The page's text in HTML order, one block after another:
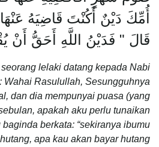
أُمِّكَ دَيْنٌ أَكُنْتَ قَاضِيَهُ
قَالَ ‏"‏ فَدَيْنُ اللَّهِ أَحَقُّ أَنْ
lelaki datang kepada Nabi
Wahai Rasulullah, Sesungguhnya
dan dia mempunyai puasa (yang
apakah aku perlu tunaikan
berkata: “sekiranya ibumu
apa kau akan bayar hutang